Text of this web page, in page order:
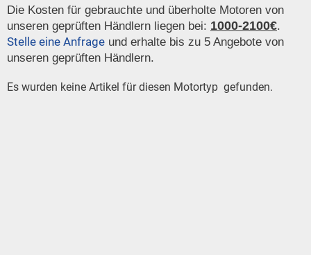
Die Kosten für gebrauchte und überholte Motoren von
unseren geprüften Händlern liegen bei: 1000-2100€.
Stelle eine Anfrage und erhalte bis zu 5 Angebote von
unseren geprüften Händlern.
Es wurden keine Artikel für diesen Motortyp gefunden.